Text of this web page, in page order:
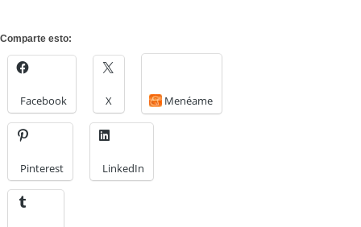
Comparte esto:
Facebook X Menéame
Pinterest LinkedIn